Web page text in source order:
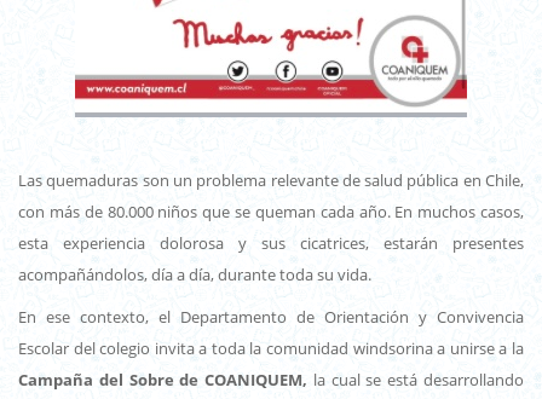
Las quemaduras son un problema relevante de salud pública en Chile,
con más de 80.000 niños que se queman cada año. En muchos casos,
esta experiencia dolorosa y sus cicatrices, estarán presentes
acompañándolos, día a día, durante toda su vida.
En ese contexto, el Departamento de Orientación y Convivencia
Escolar del colegio invita a toda la comunidad windsorina a unirse a la
Campaña del Sobre de COANIQUEM, la cual se está desarrollando